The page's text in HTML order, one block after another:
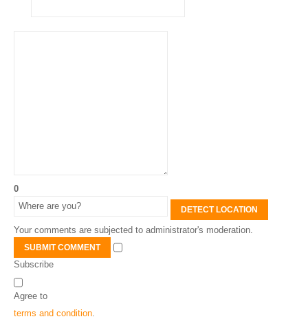
0
DETECT LOCATION
Your comments are subjected to administrator's moderation.
SUBMIT COMMENT
Subscribe
Agree to
terms and condition